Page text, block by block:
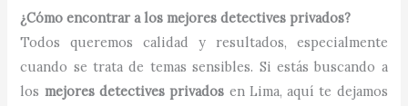
¿Cómo encontrar a los mejores detectives privados?
Todos queremos calidad y resultados, especialmente
cuando se trata de temas sensibles. Si estás buscando a
los mejores detectives privados en Lima, aquí te dejamos